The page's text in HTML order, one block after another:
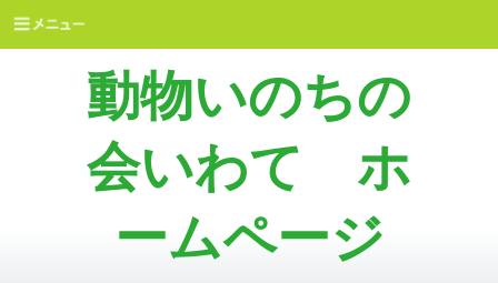
動物いのちの
会いわて ホ
ームページ